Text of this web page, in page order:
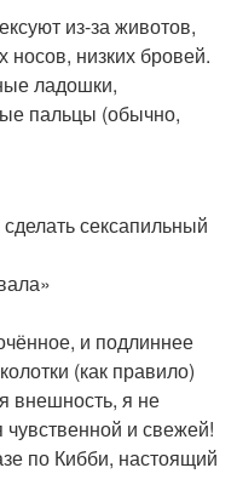
из-за животов,
носов, низких бровей.
ладошки,
пальцы (обычно,
сексапильный
и подлиннее
(как правило)
внешность, я не
и свежей!
по Кибби, настоящий